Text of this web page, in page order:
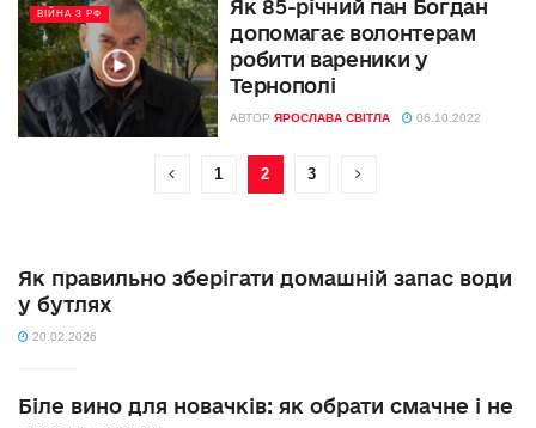
ВІЙНА З РФ
Як 85-річний пан Богдан
допомагає волонтерам
робити вареники у
Тернополі
АВТОР ЯРОСЛАВА СВІТЛА 06.10.2022
1 2 3
Як правильно зберігати домашній запас води
у бутлях
20.02.2026
Біле вино для новачків: як обрати смачне і не